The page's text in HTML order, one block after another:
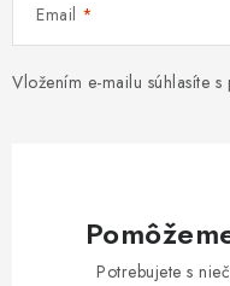
Email
Vložením e-mailu súhlasíte s
Potrebujete s